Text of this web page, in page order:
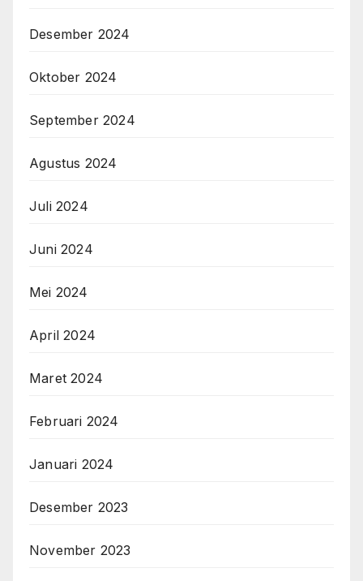
Desember 2024
Oktober 2024
September 2024
Agustus 2024
Juli 2024
Juni 2024
Mei 2024
April 2024
Maret 2024
Februari 2024
Januari 2024
Desember 2023
November 2023